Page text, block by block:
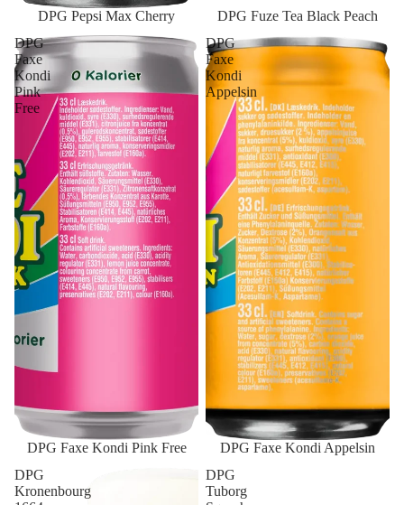
DPG Pepsi Max Cherry
DPG Fuze Tea Black Peach
DPG
Faxe
Kondi
Pink
Free
DPG Faxe Kondi Pink Free
DPG
Faxe
Kondi
Appelsin
DPG Faxe Kondi Appelsin
DPG
Kronenbourg
DPG
Tuborg